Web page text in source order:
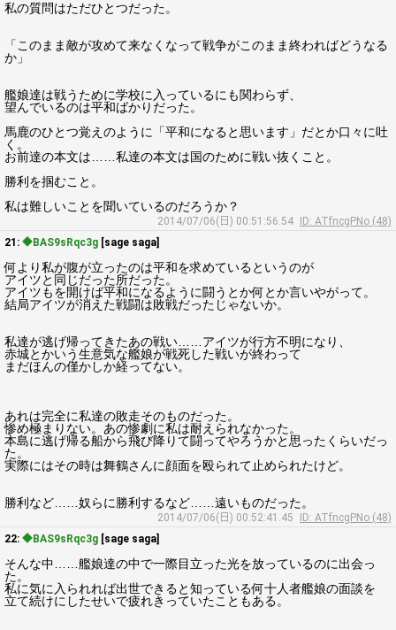
私の質問はただひとつだった。
「このまま敵が攻めて来なくなって戦争がこのまま終わればどうなる
か」
艦娘達は戦うために学校に入っているにも関わらず、
望んでいるのは平和ばかりだった。
馬鹿のひとつ覚えのように「平和になると思います」だとか口々に吐
く。
お前達の本文は……私達の本文は国のために戦い抜くこと。
勝利を掴むこと。
私は難しいことを聞いているのだろうか？
2014/07/06(日) 00:51:56.54
ID: ATfncgPNo (48)
21: ◆BAS9sRqc3g [sage saga]
何より私が腹が立ったのは平和を求めているというのが
アイツと同じだった所だった。
アイツもを開けば平和になるように闘うとか何とか言いやがって。
結局アイツが消えた戦闘は敗戦だったじゃないか。
私達が逃げ帰ってきたあの戦い……アイツが行方不明になり、
赤城とかいう生意気な艦娘が戦死した戦いが終わって
まだほんの僅かしか経ってない。
あれは完全に私達の敗走そのものだった。
惨め極まりない。あの惨劇に私は耐えられなかった。
本島に逃げ帰る船から飛び降りて闘ってやろうかと思ったくらいだっ
た。
実際にはその時は舞鶴さんに顔面を殴られて止められたけど。
勝利など……奴らに勝利するなど……遠いものだった。
2014/07/06(日) 00:52:41.45
ID: ATfncgPNo (48)
22: ◆BAS9sRqc3g [sage saga]
そんな中……艦娘達の中で一際目立った光を放っているのに出会っ
た。
私に気に入られれば出世できると知っている何十人者艦娘の面談を
立て続けにしたせいで疲れきっていたこともある。